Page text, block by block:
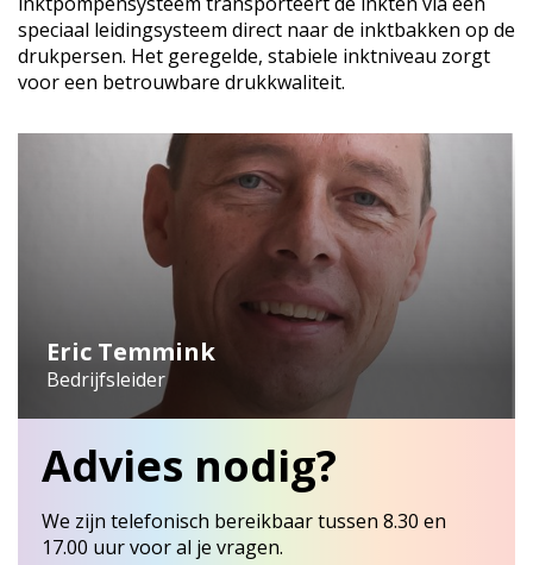
speciaal leidingsysteem direct naar de inktbakken op de
drukpersen. Het geregelde, stabiele inktniveau zorgt
voor een betrouwbare drukkwaliteit.
Eric Temmink
Bedrijfsleider
Advies nodig?
We zijn telefonisch bereikbaar tussen 8.30 en
17.00 uur voor al je vragen.